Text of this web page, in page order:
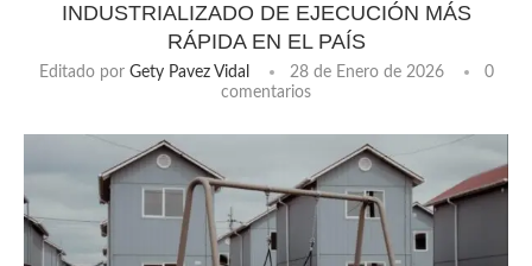
INDUSTRIALIZADO DE EJECUCIÓN MÁS
RÁPIDA EN EL PAÍS
Editado por Gety Pavez Vidal 28 de Enero de 2026
0
comentarios